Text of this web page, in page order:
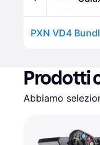
PXN VD4
Prodotti
Abbiamo